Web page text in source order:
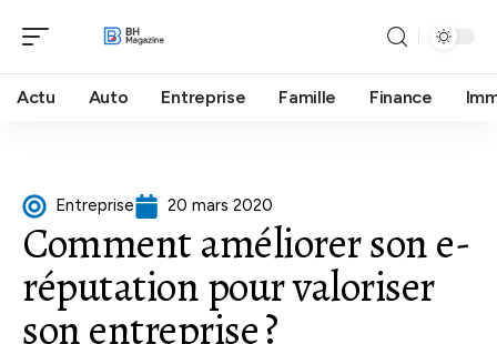
Actu Auto Entreprise Famille Finance
Entreprise 20 mars 2020
Comment améliorer son e-
réputation pour valoriser
son entreprise ?